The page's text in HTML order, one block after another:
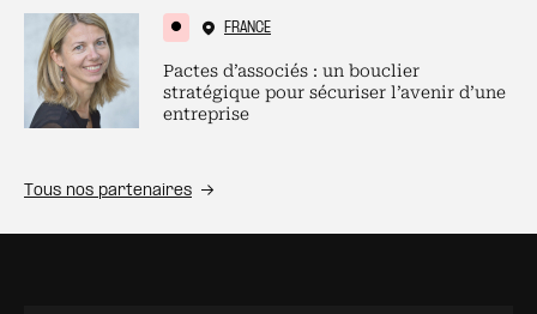
FRANCE
Pactes d’associés : un bouclier
stratégique pour sécuriser l’avenir d’une
entreprise
Tous nos partenaires